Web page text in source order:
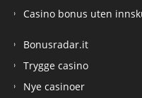
Casino bonus uten
Bonusradar.it
Trygge casino
Nye casinoer